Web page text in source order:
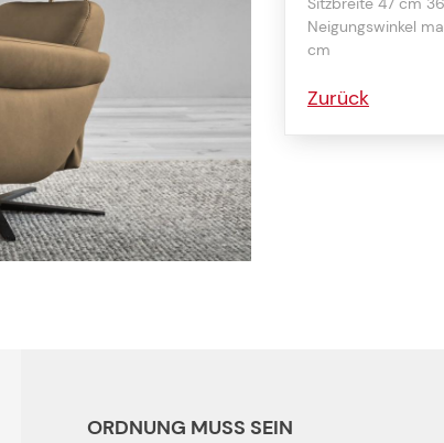
Neigungswinkel
cm
Zurück
ORDNUNG MUSS SEIN